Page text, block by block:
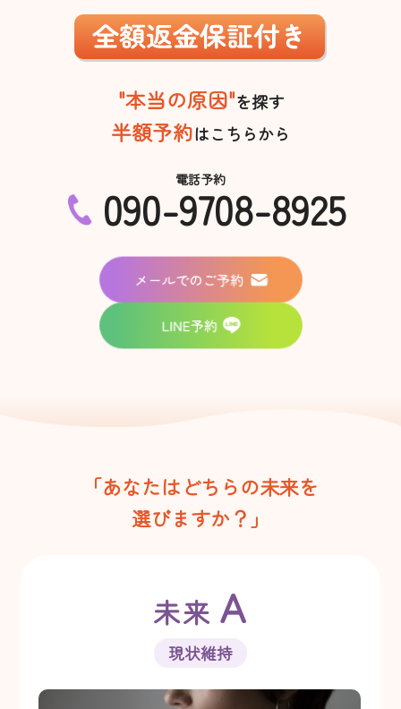
"本当の原因"を探す
半額予約はこちらから
電話予約
090-9708-8925
「あなたはどちらの未来を
選びますか？」
未来 A
現状維持